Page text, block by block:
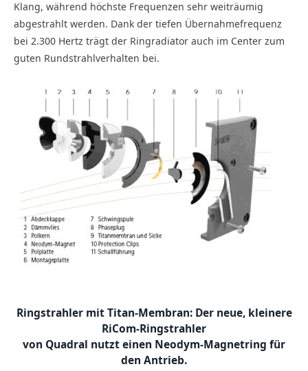
Klang, während höchste Frequenzen sehr weiträumig
abgestrahlt werden. Dank der tiefen Übernahmefrequenz
bei 2.300 Hertz trägt der Ring­radiator auch im Center zum
guten Rundstrahlverhalten bei.
Ringstrahler mit Titan-Membran: Der neue, kleinere
RiCom-Ringstrahler
von Quadral nutzt einen Neodym-Magnetring für
den Antrieb.